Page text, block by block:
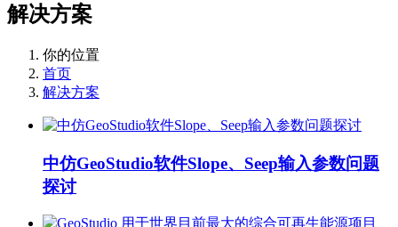
解决方案
你的位置
首页
解决方案
中仿GeoStudio软件Slope、Seep输入参数问题
探讨